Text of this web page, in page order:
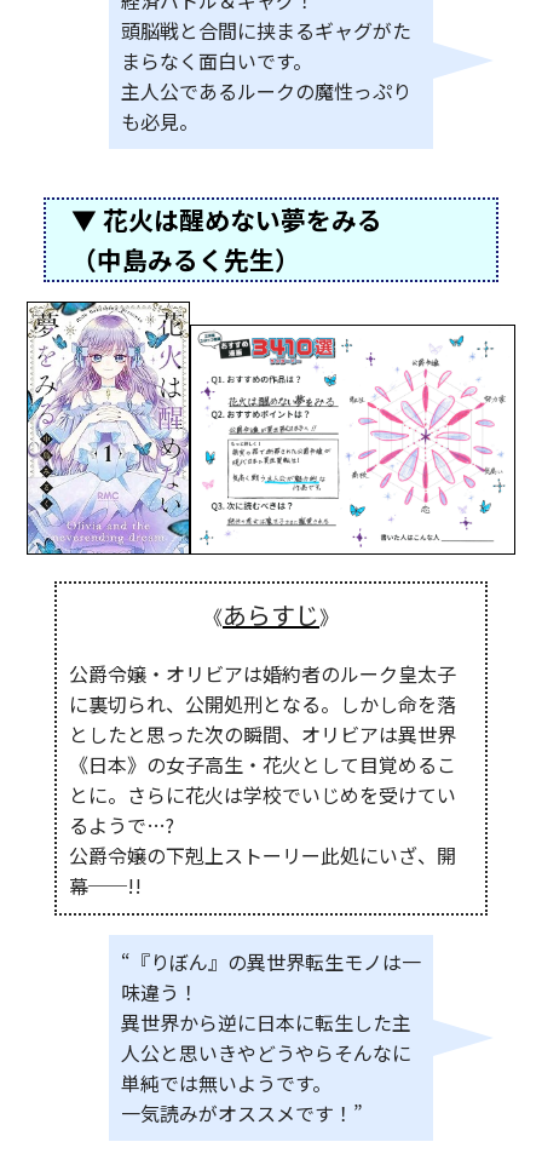
頭脳戦と合間に挟まるギャグがた
まらなく面白いです。
主人公であるルークの魔性っぷり
も必見。
▼ 花火は醒めない夢をみる
（中島みるく先生）
《あらすじ》
公爵令嬢・オリビアは婚約者のルーク皇太子
に裏切られ、公開処刑となる。しかし命を落
としたと思った次の瞬間、オリビアは異世界
《日本》の女子高生・花火として目覚めるこ
とに。さらに花火は学校でいじめを受けてい
るようで…?
公爵令嬢の下剋上ストーリー此処にいざ、開
幕──!!
“『りぼん』の異世界転生モノは一
味違う！
異世界から逆に日本に転生した主
人公と思いきやどうやらそんなに
単純では無いようです。
一気読みがオススメです！”